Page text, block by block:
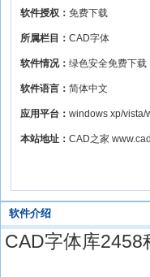
软件授权： 免费下载
所属栏目： CAD字体
软件情况： 绿色安全免费下载
软件语言： 简体中文
应用平台： windows xp/vista/
本站地址： CAD之家
软件介绍
CAD字体库2458